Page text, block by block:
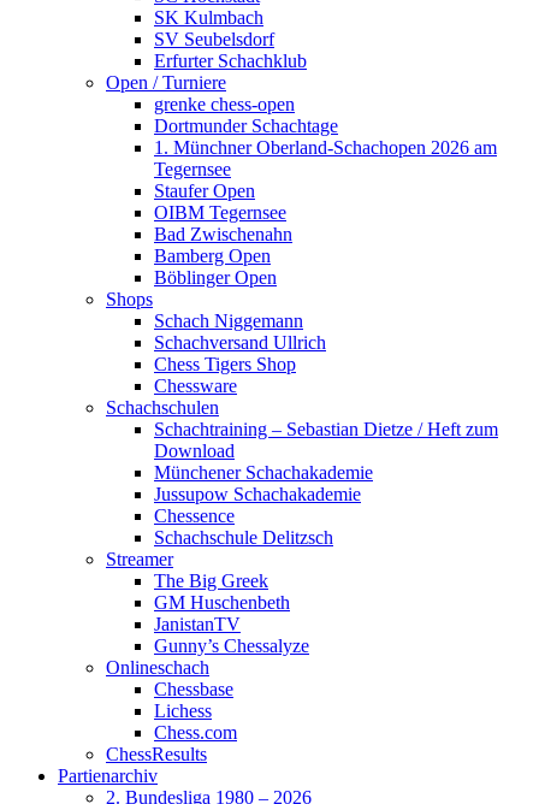
SK Kulmbach
SV Seubelsdorf
Erfurter Schachklub
Open / Turniere
grenke chess-open
Dortmunder Schachtage
1. Münchner Oberland-Schachopen 2026 am
Tegernsee
Staufer Open
OIBM Tegernsee
Bad Zwischenahn
Bamberg Open
Böblinger Open
Shops
Schach Niggemann
Schachversand Ullrich
Chess Tigers Shop
Chessware
Schachschulen
Schachtraining – Sebastian Dietze / Heft zum
Download
Münchener Schachakademie
Jussupow Schachakademie
Chessence
Schachschule Delitzsch
Streamer
The Big Greek
GM Huschenbeth
JanistanTV
Gunny’s Chessalyze
Onlineschach
Chessbase
Lichess
Chess.com
ChessResults
Partienarchiv
2. Bundesliga 1980 – 2026